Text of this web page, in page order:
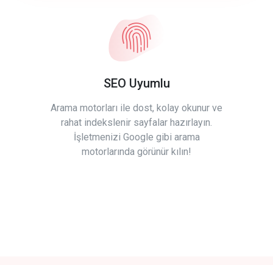
SEO Uyumlu
Arama motorları ile dost, kolay okunur ve
rahat indekslenir sayfalar hazırlayın.
İşletmenizi Google gibi arama
motorlarında görünür kılın!